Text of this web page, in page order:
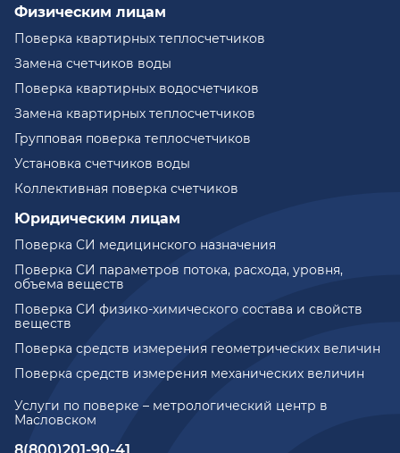
Услуги по поверке – метрологический центр в
Масловском
Физическим лицам
Поверка квартирных теплосчетчиков
Замена счетчиков воды
Поверка квартирных водосчетчиков
Замена квартирных теплосчетчиков
Групповая поверка теплосчетчиков
Установка счетчиков воды
Коллективная поверка счетчиков
Юридическим лицам
Поверка СИ медицинского назначения
Поверка СИ параметров потока, расхода, уровня,
объема веществ
Поверка СИ физико-химического состава и свойств
веществ
Поверка средств измерения геометрических величин
Поверка средств измерения механических величин